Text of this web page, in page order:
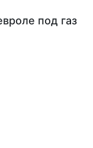
под газ